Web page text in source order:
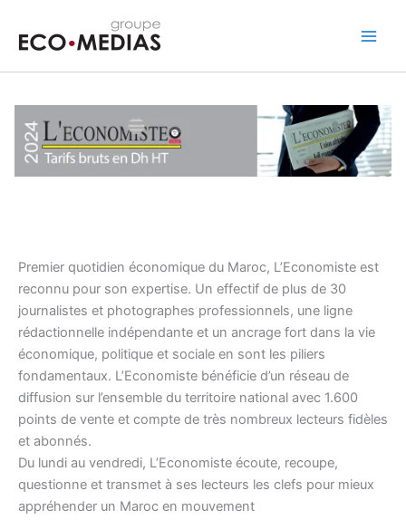
content
Premier quotidien économique du Maroc, L’Economiste est
reconnu pour son expertise. Un effectif de plus de 30
journalistes et photographes professionnels, une ligne
rédactionnelle indépendante et un ancrage fort dans la vie
économique, politique et sociale en sont les piliers
fondamentaux. L’Economiste bénéficie d’un réseau de
diffusion sur l’ensemble du territoire national avec 1.600
points de vente et compte de très nombreux lecteurs fidèles
et abonnés.
Du lundi au vendredi, L’Economiste écoute, recoupe,
questionne et transmet à ses lecteurs les clefs pour mieux
appréhender un Maroc en mouvement